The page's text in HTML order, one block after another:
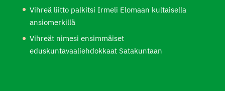
Vihreä liitto palkitsi Irmeli Elomaan kultaisella
ansiomerkillä
Vihreät nimesi ensimmäiset
eduskuntavaaliehdokkaat Satakuntaan